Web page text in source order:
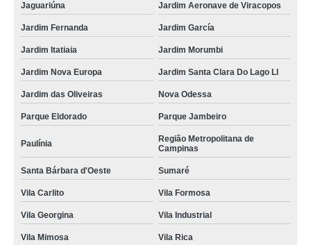
Jaguariúna Jardim Aeronave de Viracopos
Jardim Fernanda Jardim García
Jardim Itatiaia Jardim Morumbi
Jardim Nova Europa Jardim Santa Clara Do Lago Ll
Jardim das Oliveiras Nova Odessa
Parque Eldorado Parque Jambeiro
Paulínia
Região Metropolitana de
Campinas
Santa Bárbara d'Oeste Sumaré
Vila Carlito Vila Formosa
Vila Georgina Vila Industrial
Vila Mimosa Vila Rica